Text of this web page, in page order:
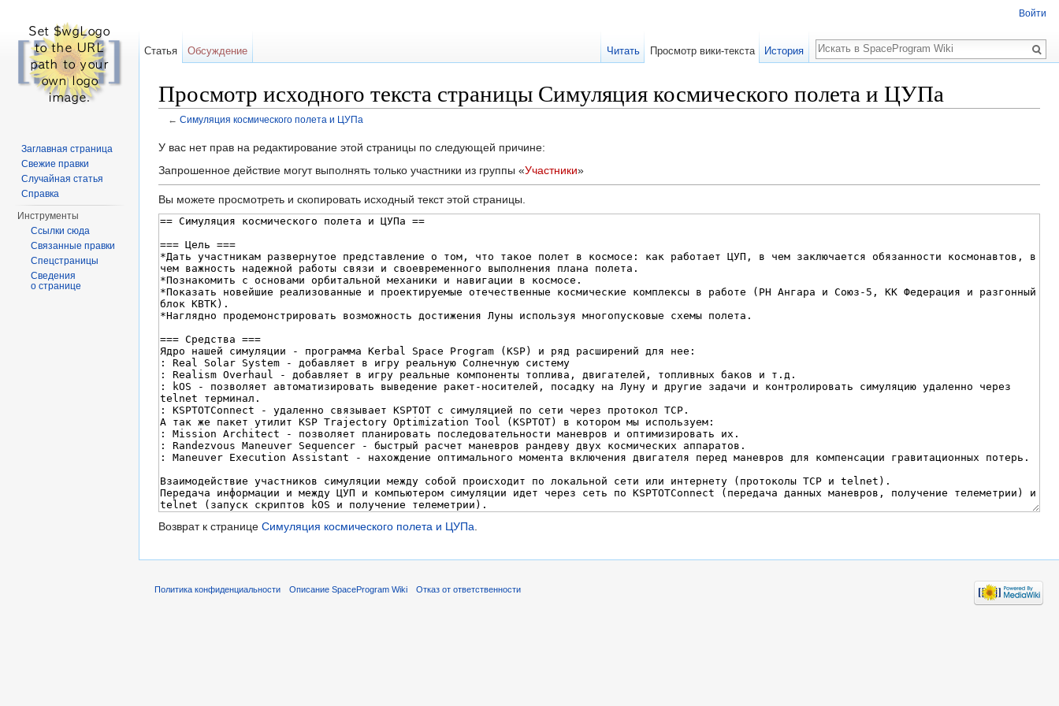
Просмотр исходного текста страницы Симуляция космического полета и ЦУПа
← Симуляция космического полета и ЦУПа
У вас нет прав на редактирование этой страницы по следующей причине:
Запрошенное действие могут выполнять только участники из группы «Участники»
Вы можете просмотреть и скопировать исходный текст этой страницы.
Возврат к странице Симуляция космического полета и ЦУПа.
Войти
Статья Обсуждение Читать Просмотр вики-текста История
Поиск
Заглавная страница
Свежие правки
Случайная статья
Справка
Инструменты
Ссылки сюда
Связанные правки
Спецстраницы
Сведения
о странице
Политика конфиденциальности Описание SpaceProgram Wiki Отказ от ответственности